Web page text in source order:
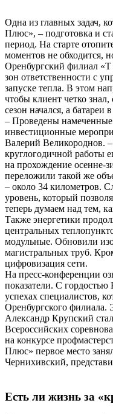
Одна из главных задач,
Плюс», – подготовка и
период. На старте
моментов не обходится,
Оренбургский филиал
зон ответственности с
запуске тепла. В этом
чтобы клиент четко знал,
сезон начался, а батареи
– Проведены
инвестиционные
Валерий Великороднов.
круглогодичной работы
на прохождение осенне-
переложили такой же
– около 34 километров.
уровень, который
теперь думаем над тем,
Также энергетики
центральных
модульные. Обновили
магистральных труб.
цифровизация сети.
На пресс-конференции
показатели. С гордостью
успехах специалистов,
Оренбургского
Александр Крупский
Всероссийских
на конкурсе
Плюс» первое место
Чернихивский,
Есть ли жизнь за